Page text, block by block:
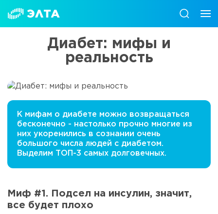
Диабет: мифы и
реальность
К мифам о диабете можно возвращаться
бесконечно - настолько прочно многие из
них укоренились в сознании очень
большого числа людей с диабетом.
Выделим ТОП-3 самых долговечных.
Миф #1. Подсел на инсулин, значит,
все будет плохо